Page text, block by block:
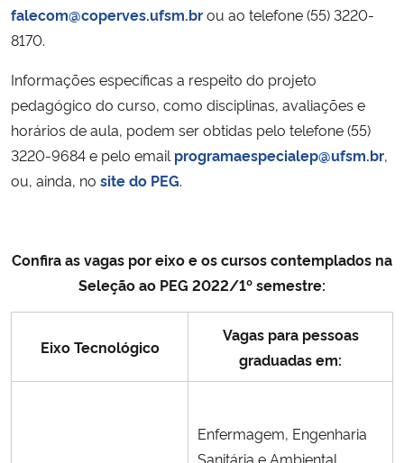
falecom@coperves.ufsm.brou ao telefone (55) 3220-
8170.
Informações específicas a respeito do projeto
pedagógico do curso, como disciplinas, avaliações e
horários de aula, podem ser obtidas pelo telefone (55)
3220-9684 e pelo email programaespecialep@ufsm.br,
ou, ainda, no site do PEG.
Confira as vagas por eixo e os cursos contemplados na
Seleção ao PEG 2022/1º semestre:
Eixo Tecnológico
Vagas para pessoas
graduadas em:
Enfermagem, Engenharia
Sanitária e Ambiental,